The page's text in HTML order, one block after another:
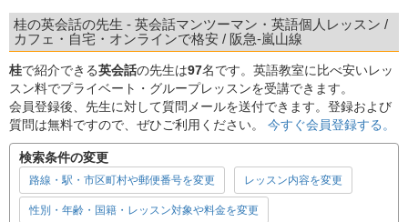
桂の英会話の先生 - 英会話マンツーマン・英語個人レッスン /
カフェ・自宅・オンラインで格安 / 阪急-嵐山線
桂で紹介できる英会話の先生は97名です。英語教室に比べ安いレッ
スン料でプライベート・グループレッスンを受講できます。
会員登録後、先生に対して質問メールを送付できます。登録および
質問は無料ですので、ぜひご利用ください。 今すぐ会員登録する。
検索条件の変更
路線・駅・市区町村や郵便番号を変更 レッスン内容を変更
性別・年齢・国籍・レッスン対象や料金を変更